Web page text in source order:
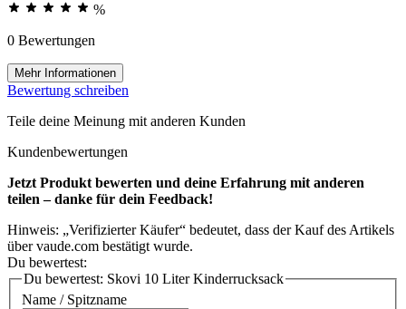
%
0 Bewertungen
Mehr Informationen
Bewertung schreiben
Teile deine Meinung mit anderen Kunden
Kundenbewertungen
Jetzt Produkt bewerten und deine Erfahrung mit anderen
teilen – danke für dein Feedback!
Hinweis: „Verifizierter Käufer“ bedeutet, dass der Kauf des Artikels
über vaude.com bestätigt wurde.
Du bewertest:
Du bewertest: Skovi 10 Liter Kinderrucksack
Name / Spitzname